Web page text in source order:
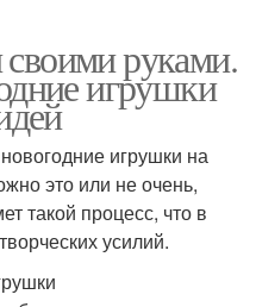
руками.
игрушки
игрушки на
это или не очень,
такой процесс, что в
усилий.